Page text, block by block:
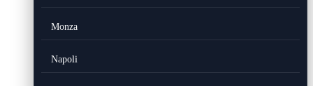
Monza
Napoli